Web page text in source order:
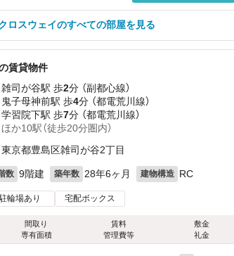
ロスウェイのすべての部屋を見る
賃貸物件
雑司が谷駅 歩2分 （副都心線）
鬼子母神前駅 歩4分 （都電荒川線）
学習院下駅 歩7分 （都電荒川線）
ほか10駅（徒歩20分圏内）
東京都豊島区雑司が谷2丁目
数 9階建 築年数 28年6ヶ月 建物構造 RC
輪場あり 宅配ボックス
間取り
専有面積
賃料
管理費等
敷金
礼金